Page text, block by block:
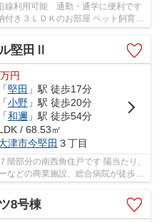
線利用可能 通勤・通学に便利です
き３ＬＤＫのお部屋 ペット飼育可
す 南東...
堅田Ⅱ
万円
「堅田 」駅 徒歩17分
「小野」駅 徒歩20分
「和邇 」駅 徒歩54分
/ 68.53㎡
津市今堅田 ３丁目
階部分の南西角住戸です 陽当たり、
などの商業施設、総合病院が徒歩圏
8号棟